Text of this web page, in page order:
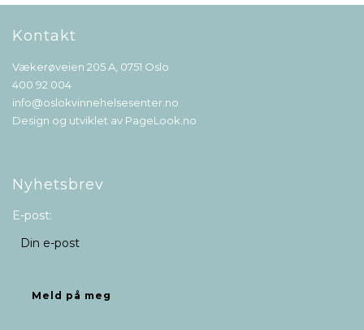
Kontakt
Vækerøveien 205 A, 0751 Oslo
400 92 004
info@oslokvinnehelsesenter.no
Design og utviklet av PageLook.no
Nyhetsbrev
E-post: